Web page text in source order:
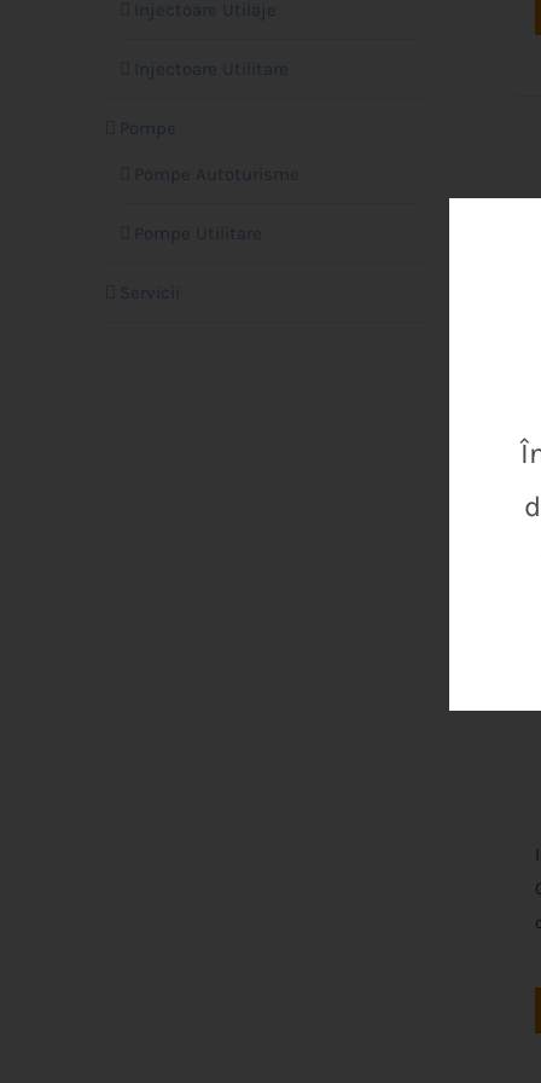
Injectoare Utilaje
Injectoare Utilitare
Pompe
Pompe Autoturisme
Pompe Utilitare
Servicii